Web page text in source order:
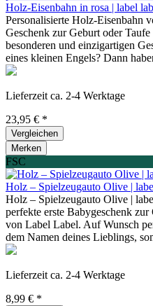
Holz-Eisenbahn in rosa | label
Personalisierte Holz-Eisenbahn
Geschenk zur Geburt oder
besonderen und einzigartigen
eines kleinen Engels? Dann
Lieferzeit ca. 2-4 Werktage
23,95 € *
Vergleichen
Merken
FSC
Holz – Spielzeugauto Olive |
Holz – Spielzeugauto Olive |
perfekte erste Babygeschenk
von Label Label. Auf Wunsch
dem Namen deines Lieblings,
Lieferzeit ca. 2-4 Werktage
8,99 € *